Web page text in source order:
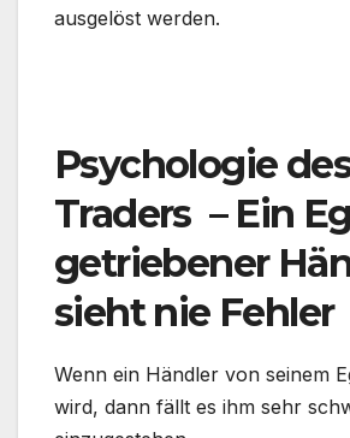
ausgelöst werden.
Psychologie des
Traders – Ein
getriebener
sieht nie Fehler
Wenn ein Händler von seinem
wird, dann fällt es ihm sehr